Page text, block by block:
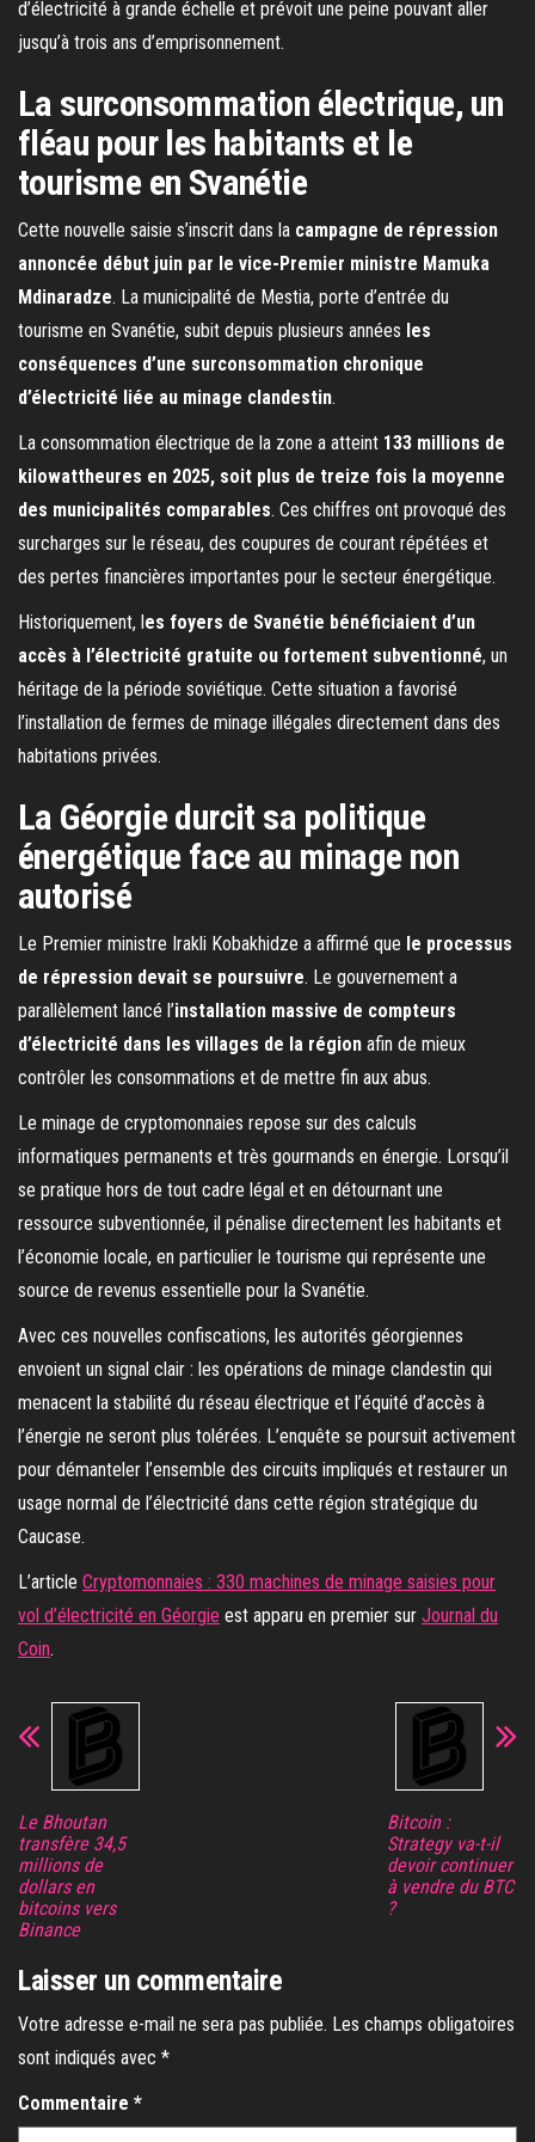
d’électricité à grande échelle et prévoit une peine pouvant aller
jusqu’à trois ans d’emprisonnement.
La surconsommation électrique, un
fléau pour les habitants et le
tourisme en Svanétie
Cette nouvelle saisie s’inscrit dans la campagne de répression
annoncée début juin par le vice-Premier ministre Mamuka
Mdinaradze. La municipalité de Mestia, porte d’entrée du
tourisme en Svanétie, subit depuis plusieurs années les
conséquences d’une surconsommation chronique
d’électricité liée au minage clandestin.
La consommation électrique de la zone a atteint 133 millions de
kilowattheures en 2025, soit plus de treize fois la moyenne
des municipalités comparables. Ces chiffres ont provoqué des
surcharges sur le réseau, des coupures de courant répétées et
des pertes financières importantes pour le secteur énergétique.
Historiquement, les foyers de Svanétie bénéficiaient d’un
accès à l’électricité gratuite ou fortement subventionné, un
héritage de la période soviétique. Cette situation a favorisé
l’installation de fermes de minage illégales directement dans des
habitations privées.
La Géorgie durcit sa politique
énergétique face au minage non
autorisé
Le Premier ministre Irakli Kobakhidze a affirmé que le processus
de répression devait se poursuivre. Le gouvernement a
parallèlement lancé l’installation massive de compteurs
d’électricité dans les villages de la région afin de mieux
contrôler les consommations et de mettre fin aux abus.
Le minage de cryptomonnaies repose sur des calculs
informatiques permanents et très gourmands en énergie. Lorsqu’il
se pratique hors de tout cadre légal et en détournant une
ressource subventionnée, il pénalise directement les habitants et
l’économie locale, en particulier le tourisme qui représente une
source de revenus essentielle pour la Svanétie.
Avec ces nouvelles confiscations, les autorités géorgiennes
envoient un signal clair : les opérations de minage clandestin qui
menacent la stabilité du réseau électrique et l’équité d’accès à
l’énergie ne seront plus tolérées. L’enquête se poursuit activement
pour démanteler l’ensemble des circuits impliqués et restaurer un
usage normal de l’électricité dans cette région stratégique du
Caucase.
L’article Cryptomonnaies : 330 machines de minage saisies pour
vol d’électricité en Géorgie est apparu en premier sur Journal du
Coin.
Le Bhoutan
transfère 34,5
millions de
dollars en
bitcoins vers
Binance
Bitcoin :
Strategy va-t-il
devoir continuer
à vendre du BTC
?
Laisser un commentaire
Votre adresse e-mail ne sera pas publiée. Les champs obligatoires
sont indiqués avec *
Commentaire *